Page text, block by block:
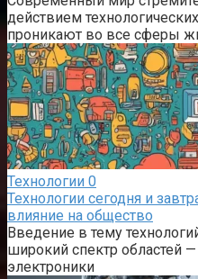
действием
проникают во все сферы
Технологии 0
Технологии сегодня и
влияние на общество
Введение в тему
широкий спектр областей
электроники